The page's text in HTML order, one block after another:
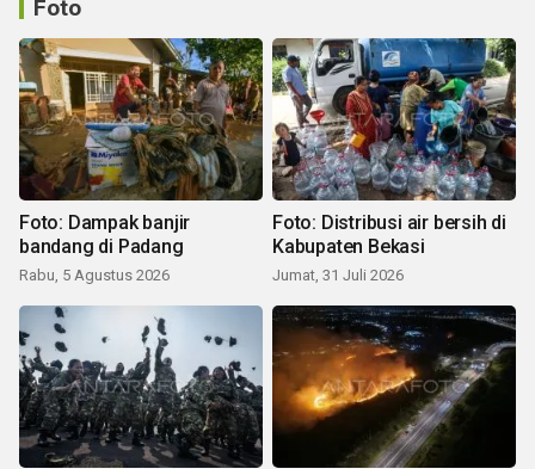
Foto
Foto: Dampak banjir
bandang di Padang
Rabu, 5 Agustus 2026
Foto: Distribusi air bersih di
Kabupaten Bekasi
Jumat, 31 Juli 2026